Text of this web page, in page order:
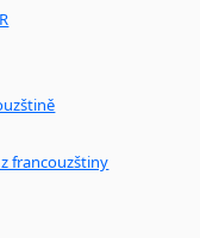
francouzštiny